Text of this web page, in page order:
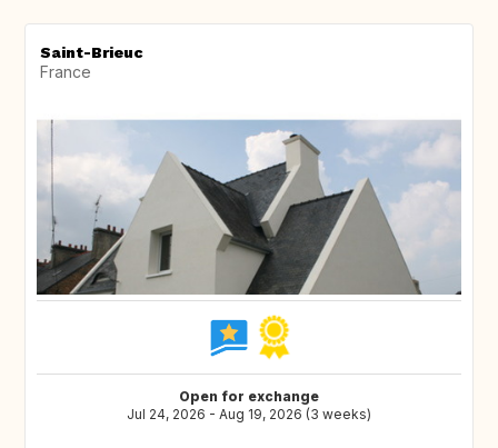
Saint-Brieuc
France
Open for exchange
Jul 24, 2026 - Aug 19, 2026 (3 weeks)